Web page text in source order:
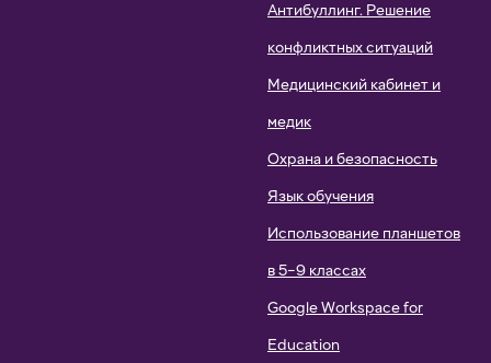
Антибуллинг. Решение
конфликтных ситуаций
Медицинский кабинет и
медик
Охрана и безопасность
Язык обучения
Использование планшетов
в 5–9 классах
Google Workspace for
Education